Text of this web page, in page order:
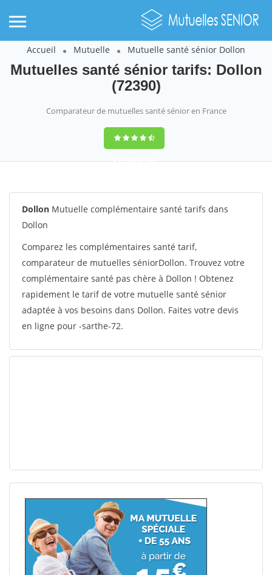
Accueil Mutuelle Mutuelle santé sénior Dollon
Mutuelles santé sénior tarifs: Dollon
(72390)
Comparateur de mutuelles santé sénior en France
9,2(100%)242
Dollon Mutuelle complémentaire santé tarifs dans
Dollon
Comparez les complémentaires santé tarif,
comparateur de mutuelles séniorDollon. Trouvez votre
complémentaire santé pas chère à Dollon ! Obtenez
rapidement le tarif de votre mutuelle santé sénior
adaptée à vos besoins dans Dollon. Faites votre devis
en ligne pour -sarthe-72.